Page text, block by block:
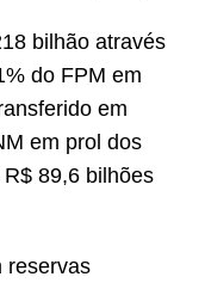
bilhão através
do FPM em
em
em prol dos
89,6 bilhões
reservas